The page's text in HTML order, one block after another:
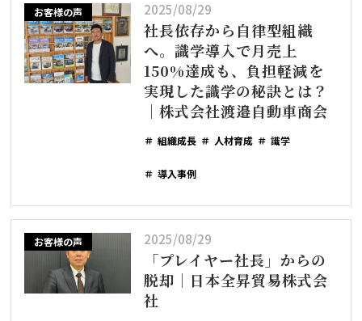
お客様の声 2025/08/29
社長依存から自律型組織
へ。識学導入で月売上
150%達成も、負担軽減を
実現した識学の秘訣とは？
｜株式会社渡邉自動車商会
組織成長 人材育成 識学
導入事例
お客様の声 2025/08/29
「プレイヤー社長」からの
脱却｜日本全昇貿易株式会
社